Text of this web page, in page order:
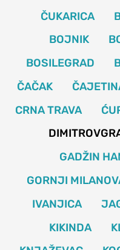
ČUKARICA
BOJNIK
BOSILEGRAD
ČAČAK
CRNA TRAVA
GADŽIN
GORNJI
IVANJICA
KIKINDA